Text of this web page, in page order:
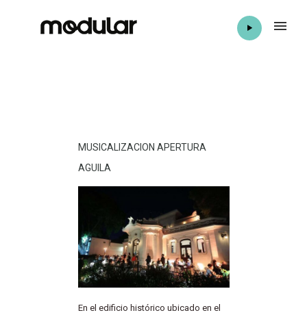
MUSICALIZACION APERTURA
AGUILA
En el edificio histórico ubicado en el